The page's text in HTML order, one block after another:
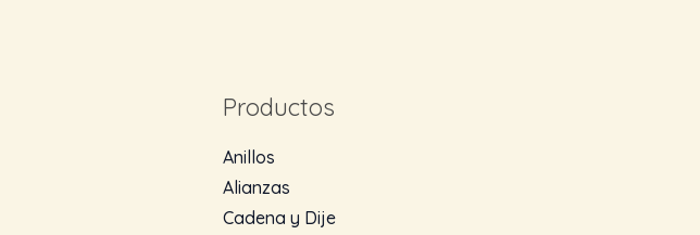
Productos
Anillos
Alianzas
Cadena y Dije